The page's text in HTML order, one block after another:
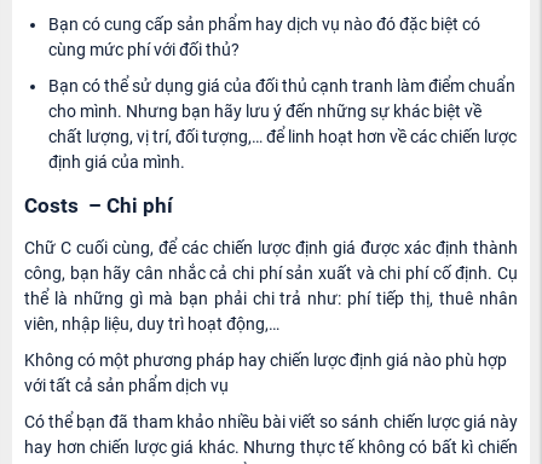
Bạn có cung cấp sản phẩm hay dịch vụ nào đó đặc biệt có
cùng mức phí với đối thủ?
Bạn có thể sử dụng giá của đối thủ cạnh tranh làm điểm chuẩn
cho mình. Nhưng bạn hãy lưu ý đến những sự khác biệt về
chất lượng, vị trí, đối tượng,… để linh hoạt hơn về các chiến lược
định giá của mình.
Costs – Chi phí
Chữ C cuối cùng, để các chiến lược định giá được xác định thành
công, bạn hãy cân nhắc cả chi phí sản xuất và chi phí cố định. Cụ
thể là những gì mà bạn phải chi trả như: phí tiếp thị, thuê nhân
viên, nhập liệu, duy trì hoạt động,…
Không có một phương pháp hay chiến lược định giá nào phù hợp
với tất cả sản phẩm dịch vụ
Có thể bạn đã tham khảo nhiều bài viết so sánh chiến lược giá này
hay hơn chiến lược giá khác. Nhưng thực tế không có bất kì chiến